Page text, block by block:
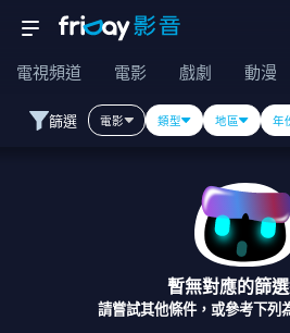
電視頻道 電影 戲劇 動漫
篩選 電影 類型 地區 年
暫無對應的篩
請嘗試其他條件，或參考下列